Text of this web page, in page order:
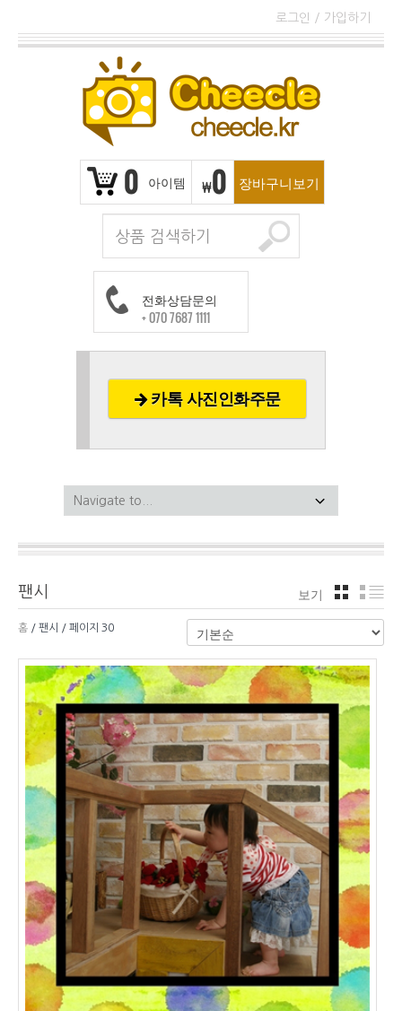
로그인 / 가입하기
0 아이템 ₩0 장바구니보기
전화상담문의
+ 070 7687 1111
카톡 사진인화주문
팬시 보기 격자
홈 / 팬시 / 페이지 30